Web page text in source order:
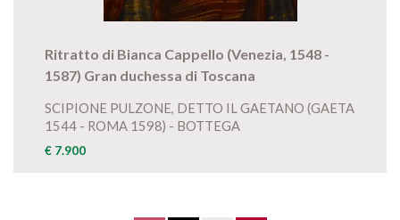
Ritratto di Bianca Cappello (Venezia, 1548 -
1587) Gran duchessa di Toscana
SCIPIONE PULZONE, DETTO IL GAETANO (GAETA
1544 - ROMA 1598) - BOTTEGA
€ 7.900